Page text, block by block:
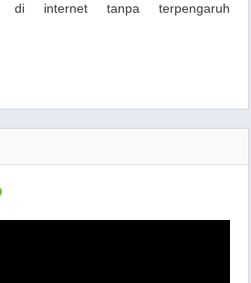
di internet tanpa terpengaruh